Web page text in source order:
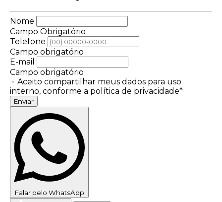
Nome
Campo Obrigatório
Telefone
Campo obrigatório
E-mail
Campo obrigatório
Aceito compartilhar meus dados para uso
interno, conforme a política de privacidade*
Enviar
Falar pelo WhatsApp